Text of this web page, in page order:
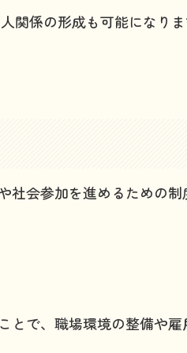
係の形成も可能になりま
社会参加を進めるための制
とで、職場環境の整備や